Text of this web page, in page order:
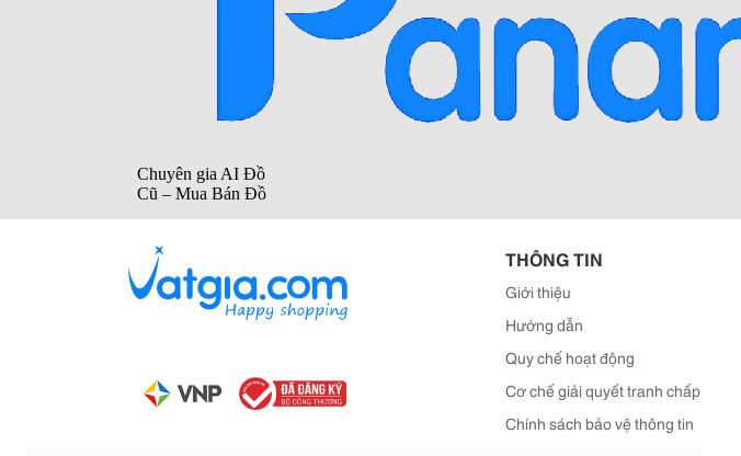
THÔNG TIN
Giới thiệu
Hướng dẫn
Quy chế hoạt động
Cơ chế giải quyết tranh chấp
Chính sách bảo vệ thông tin